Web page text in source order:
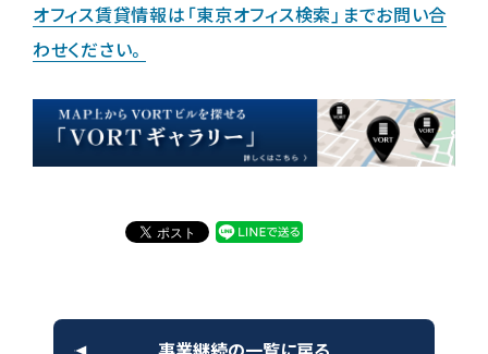
オフィス賃貸情報は「東京オフィス検索」までお問い合
わせください。